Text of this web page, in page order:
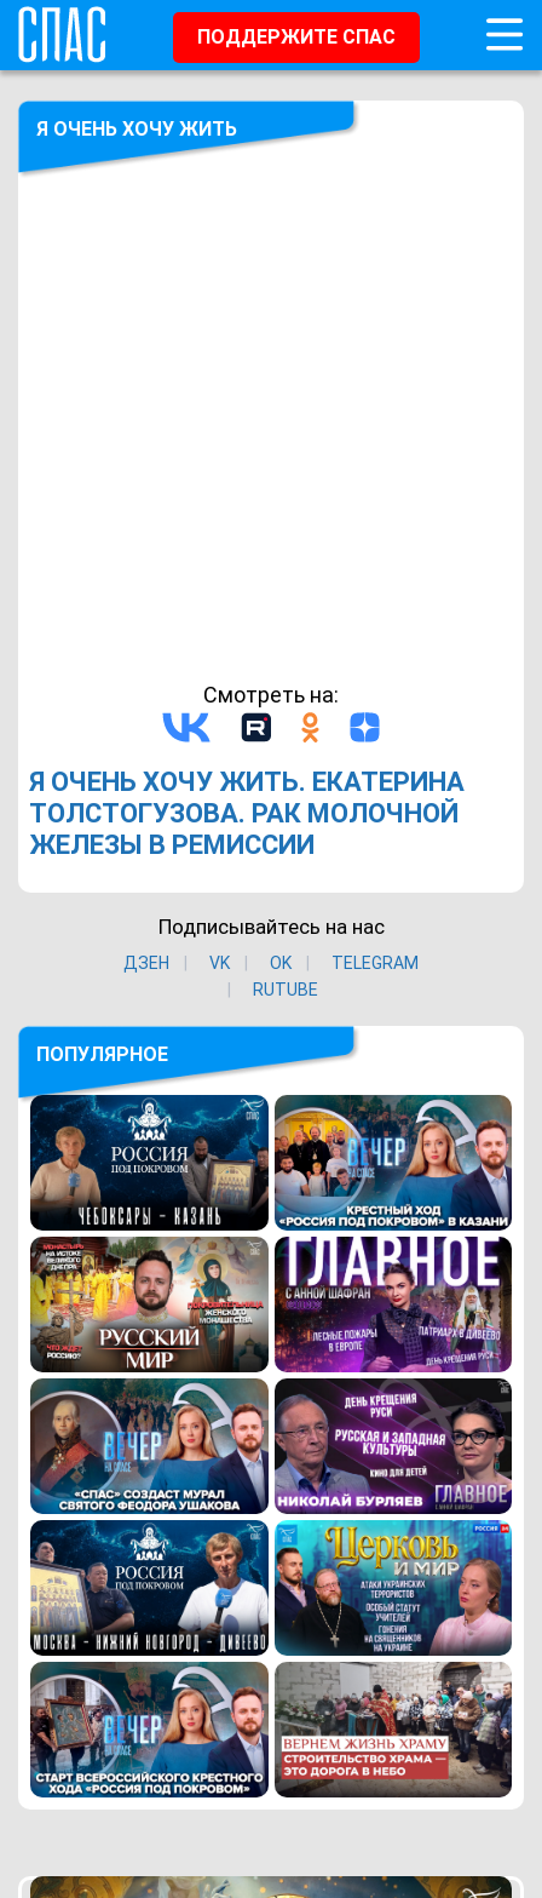
ПОДДЕРЖИТЕ СПАС
Я ОЧЕНЬ ХОЧУ ЖИТЬ
Смотреть на:
Я ОЧЕНЬ ХОЧУ ЖИТЬ. ЕКАТЕРИНА
ТОЛСТОГУЗОВА. РАК МОЛОЧНОЙ
ЖЕЛЕЗЫ В РЕМИССИИ
Подписывайтесь на нас
ДЗЕН VK ОK
TELEGRAM
RUTUBE
ПОПУЛЯРНОЕ